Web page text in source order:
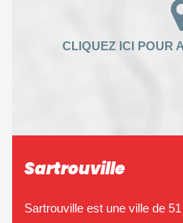
Sartrouville
Sartrouville est une ville de